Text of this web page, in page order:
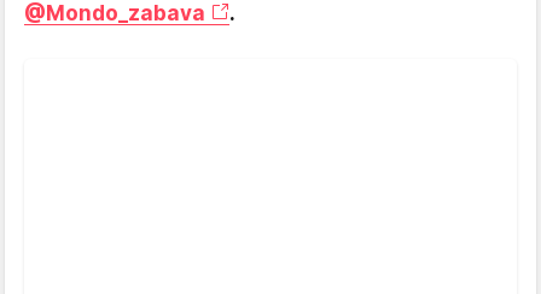
@Mondo_zabava
.